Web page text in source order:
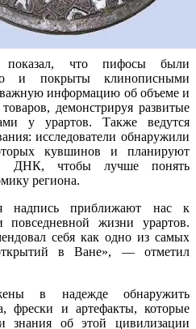
показал, что пифосы были
и покрыты клинописными
информацию об объеме и
демонстрируя развитые
у урартов. Также ведутся
исследователи обнаружили
кувшинов и планируют
ДНК, чтобы лучше понять
региона.
надпись приближают нас к
жизни урартов.
себя как одно из самых
в Ване», — отметил
в надежде обнаружить
фрески и артефакты, которые
знания об этой цивилизации